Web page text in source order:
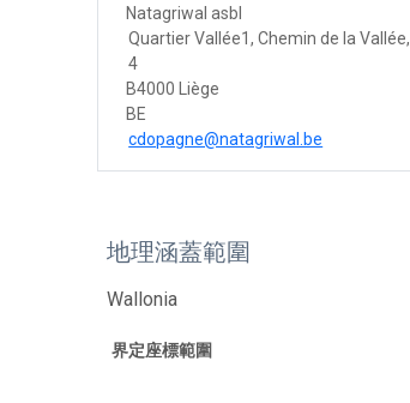
Natagriwal asbl
Quartier Vallée1, Chemin de la Vallée,
4
B4000 Liège
BE
cdopagne@natagriwal.be
地理涵蓋範圍
Wallonia
界定座標範圍